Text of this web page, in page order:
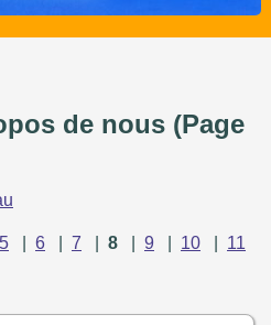
de nous (Page
5 6 7 8 9 10
11